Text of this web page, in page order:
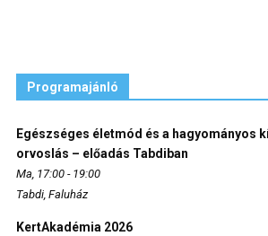
Programajánló
Egészséges életmód és a hagyományos
orvoslás – előadás Tabdiban
Ma, 17:00 - 19:00
Tabdi, Faluház
KertAkadémia 2026